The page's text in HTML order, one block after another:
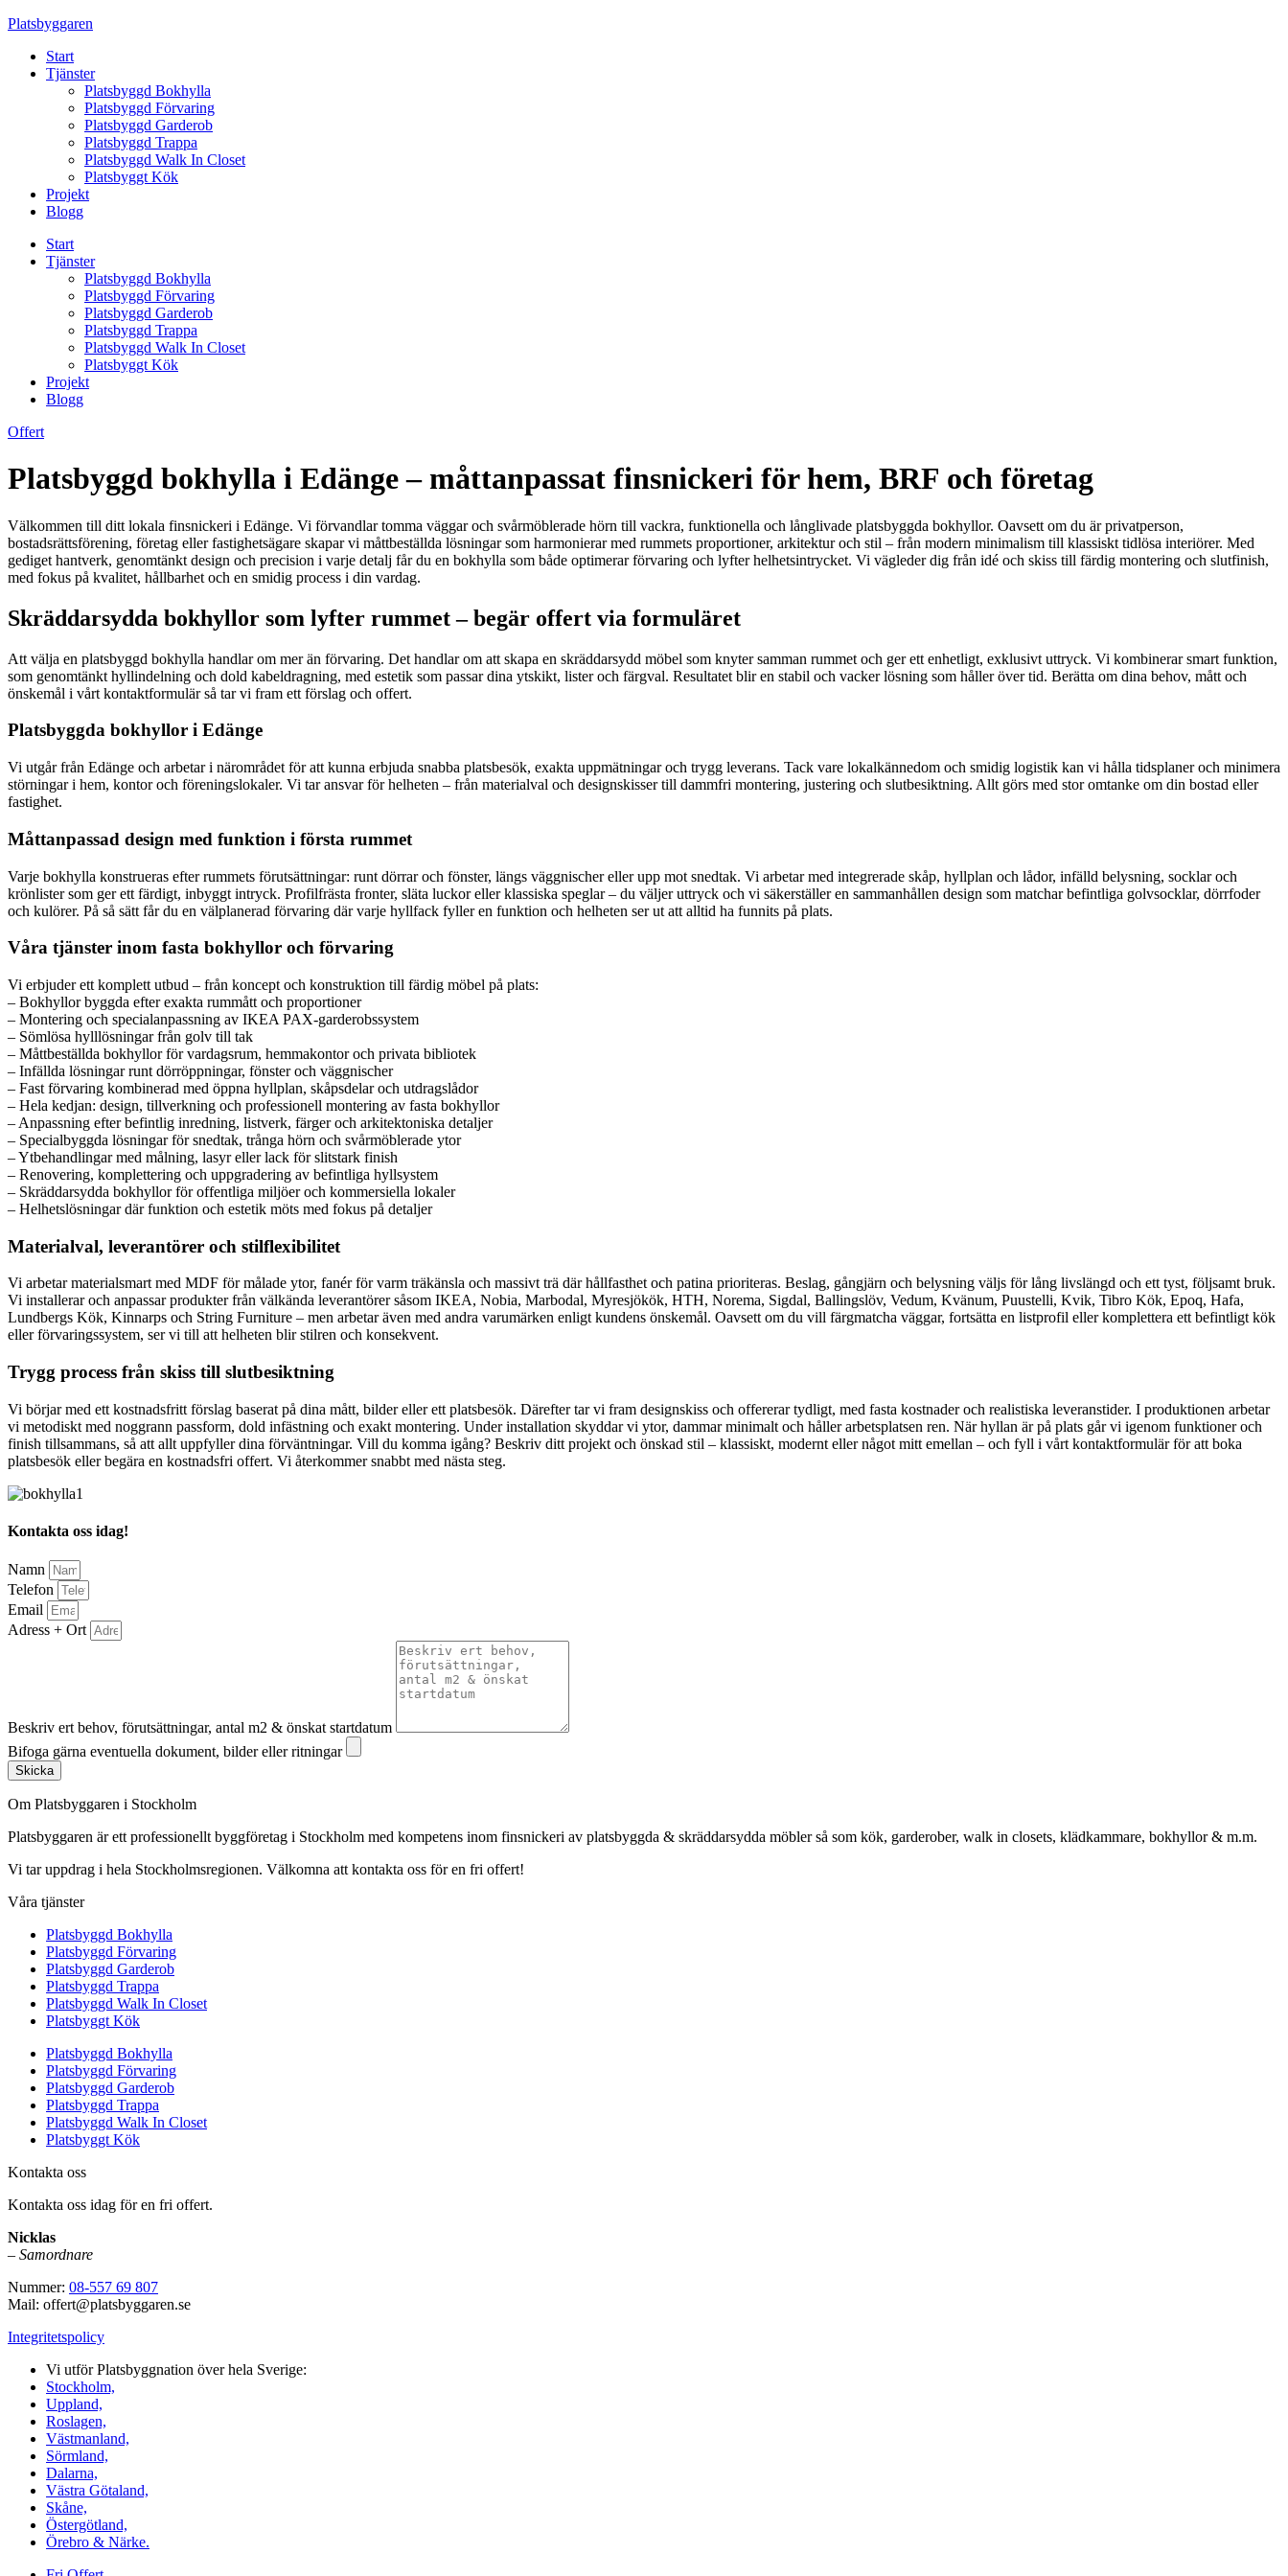
Skip
content
Platsbyggaren
Start
Tjänster
Platsbyggd Bokhylla
Platsbyggd Förvaring
Platsbyggd Garderob
Platsbyggd Trappa
Platsbyggd Walk In Closet
Platsbyggt Kök
Projekt
Blogg
Start
Tjänster
Platsbyggd Bokhylla
Platsbyggd Förvaring
Platsbyggd Garderob
Platsbyggd Trappa
Platsbyggd Walk In Closet
Platsbyggt Kök
Projekt
Blogg
Offert
Platsbyggd bokhylla i Edänge – måttanpassat finsnickeri för hem, BRF och företag
Välkommen till ditt lokala finsnickeri i Edänge. Vi förvandlar tomma väggar och svårmöblerade hörn till vackra, funktionella och långlivade platsbyggda bokhyllor. Oavsett om du är privatperson,
bostadsrättsförening, företag eller fastighetsägare skapar vi måttbeställda lösningar som harmonierar med rummets proportioner, arkitektur och stil – från modern minimalism till klassiskt tidlösa interiörer. Med
gediget hantverk, genomtänkt design och precision i varje detalj får du en bokhylla som både optimerar förvaring och lyfter helhetsintrycket. Vi vägleder dig från idé och skiss till färdig montering och slutfinish,
med fokus på kvalitet, hållbarhet och en smidig process i din vardag.
Skräddarsydda bokhyllor som lyfter rummet – begär offert via formuläret
Att välja en platsbyggd bokhylla handlar om mer än förvaring. Det handlar om att skapa en skräddarsydd möbel som knyter samman rummet och ger ett enhetligt, exklusivt uttryck. Vi kombinerar smart funktion,
som genomtänkt hyllindelning och dold kabeldragning, med estetik som passar dina ytskikt, lister och färgval. Resultatet blir en stabil och vacker lösning som håller över tid. Berätta om dina behov, mått och
önskemål i vårt kontaktformulär så tar vi fram ett förslag och offert.
Platsbyggda bokhyllor i Edänge
Vi utgår från Edänge och arbetar i närområdet för att kunna erbjuda snabba platsbesök, exakta uppmätningar och trygg leverans. Tack vare lokalkännedom och smidig logistik kan vi hålla tidsplaner och minimera
störningar i hem, kontor och föreningslokaler. Vi tar ansvar för helheten – från materialval och designskisser till dammfri montering, justering och slutbesiktning. Allt görs med stor omtanke om din bostad eller
fastighet.
Måttanpassad design med funktion i första rummet
Varje bokhylla konstrueras efter rummets förutsättningar: runt dörrar och fönster, längs väggnischer eller upp mot snedtak. Vi arbetar med integrerade skåp, hyllplan och lådor, infälld belysning, socklar och
krönlister som ger ett färdigt, inbyggt intryck. Profilfrästa fronter, släta luckor eller klassiska speglar – du väljer uttryck och vi säkerställer en sammanhållen design som matchar befintliga golvsocklar, dörrfoder
och kulörer. På så sätt får du en välplanerad förvaring där varje hyllfack fyller en funktion och helheten ser ut att alltid ha funnits på plats.
Våra tjänster inom fasta bokhyllor och förvaring
Vi erbjuder ett komplett utbud – från koncept och konstruktion till färdig möbel på plats:
– Bokhyllor byggda efter exakta rummått och proportioner
– Montering och specialanpassning av IKEA PAX-garderobssystem
– Sömlösa hylllösningar från golv till tak
– Måttbeställda bokhyllor för vardagsrum, hemmakontor och privata bibliotek
– Infällda lösningar runt dörröppningar, fönster och väggnischer
– Fast förvaring kombinerad med öppna hyllplan, skåpsdelar och utdragslådor
– Hela kedjan: design, tillverkning och professionell montering av fasta bokhyllor
– Anpassning efter befintlig inredning, listverk, färger och arkitektoniska detaljer
– Specialbyggda lösningar för snedtak, trånga hörn och svårmöblerade ytor
– Ytbehandlingar med målning, lasyr eller lack för slitstark finish
– Renovering, komplettering och uppgradering av befintliga hyllsystem
– Skräddarsydda bokhyllor för offentliga miljöer och kommersiella lokaler
– Helhetslösningar där funktion och estetik möts med fokus på detaljer
Materialval, leverantörer och stilflexibilitet
Vi arbetar materialsmart med MDF för målade ytor, fanér för varm träkänsla och massivt trä där hållfasthet och patina prioriteras. Beslag, gångjärn och belysning väljs för lång livslängd och ett tyst, följsamt bruk.
Vi installerar och anpassar produkter från välkända leverantörer såsom IKEA, Nobia, Marbodal, Myresjökök, HTH, Norema, Sigdal, Ballingslöv, Vedum, Kvänum, Puustelli, Kvik, Tibro Kök, Epoq, Hafa,
Lundbergs Kök, Kinnarps och String Furniture – men arbetar även med andra varumärken enligt kundens önskemål. Oavsett om du vill färgmatcha väggar, fortsätta en listprofil eller komplettera ett befintligt kök
eller förvaringssystem, ser vi till att helheten blir stilren och konsekvent.
Trygg process från skiss till slutbesiktning
Vi börjar med ett kostnadsfritt förslag baserat på dina mått, bilder eller ett platsbesök. Därefter tar vi fram designskiss och offererar tydligt, med fasta kostnader och realistiska leveranstider. I produktionen arbetar
vi metodiskt med noggrann passform, dold infästning och exakt montering. Under installation skyddar vi ytor, dammar minimalt och håller arbetsplatsen ren. När hyllan är på plats går vi igenom funktioner och
finish tillsammans, så att allt uppfyller dina förväntningar. Vill du komma igång? Beskriv ditt projekt och önskad stil – klassiskt, modernt eller något mitt emellan – och fyll i vårt kontaktformulär för att boka
platsbesök eller begära en kostnadsfri offert. Vi återkommer snabbt med nästa steg.
Kontakta oss idag!
Namn
Telefon
Email
Adress + Ort
Beskriv ert behov, förutsättningar, antal m2 & önskat startdatum
Bifoga gärna eventuella dokument, bilder eller ritningar
Skicka
Om Platsbyggaren i Stockholm
Platsbyggaren är ett professionellt byggföretag i Stockholm med kompetens inom finsnickeri av platsbyggda & skräddarsydda möbler så som kök, garderober, walk in closets, klädkammare, bokhyllor & m.m.
Vi tar uppdrag i hela Stockholmsregionen. Välkomna att kontakta oss för en fri offert!
Våra tjänster
Platsbyggd Bokhylla
Platsbyggd Förvaring
Platsbyggd Garderob
Platsbyggd Trappa
Platsbyggd Walk In Closet
Platsbyggt Kök
Platsbyggd Bokhylla
Platsbyggd Förvaring
Platsbyggd Garderob
Platsbyggd Trappa
Platsbyggd Walk In Closet
Platsbyggt Kök
Kontakta oss
Kontakta oss idag för en fri offert.
Nicklas
– Samordnare
Nummer: 08-557 69 807
Mail: offert@platsbyggaren.se
Integritetspolicy
Vi utför Platsbyggnation över hela Sverige:
Stockholm,
Uppland,
Roslagen,
Västmanland,
Sörmland,
Dalarna,
Västra Götaland,
Skåne,
Östergötland,
Örebro & Närke.